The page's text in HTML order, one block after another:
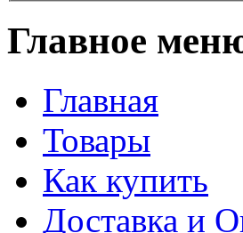
Главное
Главная
Товары
Как купить
Доставка и